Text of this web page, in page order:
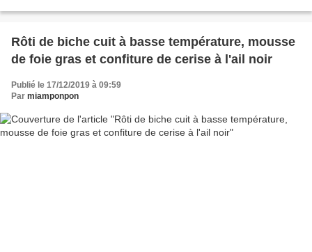
Rôti de biche cuit à basse température, mousse
de foie gras et confiture de cerise à l'ail noir
Publié le 17/12/2019 à 09:59
Par miamponpon